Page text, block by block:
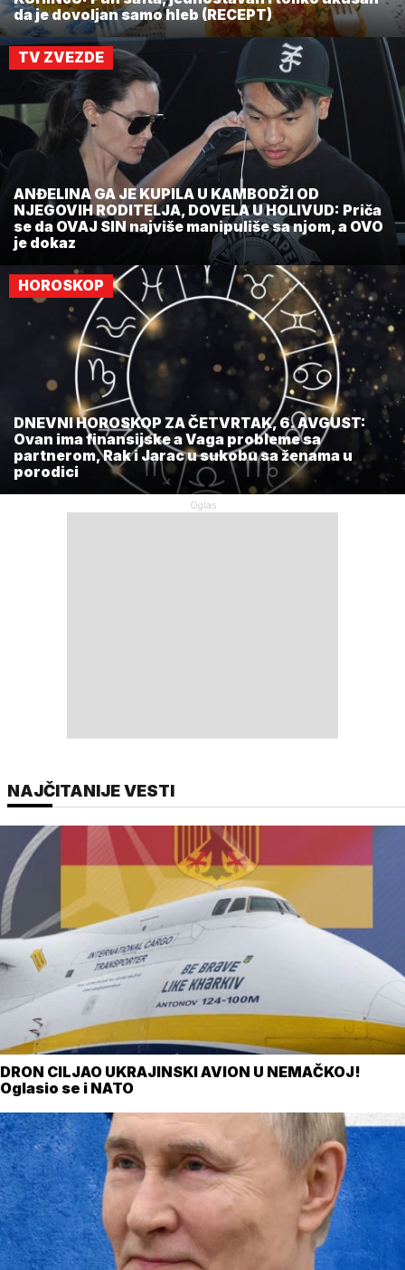
da je dovoljan samo hleb (RECEPT)
TV ZVEZDE
ANĐELINA GA JE KUPILA U KAMBODŽI OD
NJEGOVIH RODITELJA, DOVELA U HOLIVUD: Priča
se da OVAJ SIN najviše manipuliše sa njom, a OVO
je dokaz
HOROSKOP
DNEVNI HOROSKOP ZA ČETVRTAK, 6. AVGUST:
Ovan ima finansijske a Vaga probleme sa
partnerom, Rak i Jarac u sukobu sa ženama u
porodici
NAJČITANIJE VESTI
DRON CILJAO UKRAJINSKI AVION U NEMAČKOJ!
Oglasio se i NATO